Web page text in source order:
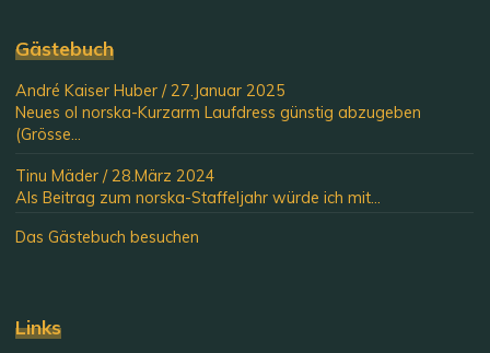
Gästebuch
André Kaiser Huber / 27.Januar 2025
Neues ol norska-Kurzarm Laufdress günstig abzugeben
(Grösse...
Tinu Mäder / 28.März 2024
Als Beitrag zum norska-Staffeljahr würde ich mit...
Das Gästebuch besuchen
Links